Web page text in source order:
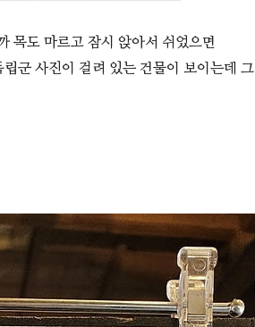
목도 마르고 잠시 앉아서 쉬었으면
군 사진이 걸려 있는 건물이 보이는데 그